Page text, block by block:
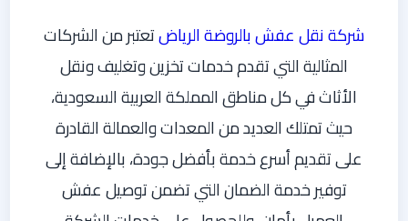
شركة نقل عفش بالروضة الرياضتعتبر من الشركات
المثالية التي تقدم خدمات تخزين وتغليف ونقل
الأثاث في كل مناطق المملكة العربية السعودية،
حيث تمتلك العديد من المعدات والعمالة القادرة
على تقديم أسرع خدمة بأفضل جودة، بالإضافة إلى
توفير خدمة الضمان التي تضمن توصيل عفش